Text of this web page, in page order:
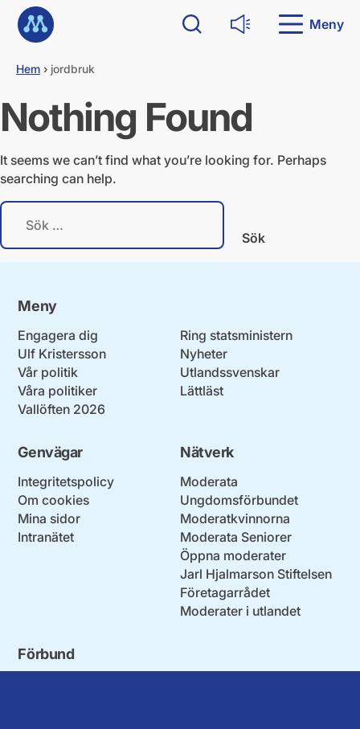
k
t
i
l
l
i
e
Sök
Läs upp Meny
Hem › jordbruk
Nothing Found
It seems we can’t find what you’re looking for. Perhaps
searching can help.
S
k
Meny
Engagera dig
Ulf Kristersson
Vår politik
Våra politiker
Vallöften 2026
Ring statsministern
Nyheter
Utlandssvenskar
Lättläst
Genvägar
Integritetspolicy
Om cookies
Mina sidor
Intranätet
Nätverk
Moderata
Ungdomsförbundet
Moderatkvinnorna
Moderata Seniorer
Öppna moderater
Jarl Hjalmarson Stiftelsen
Företagarrådet
Moderater i utlandet
Förbund